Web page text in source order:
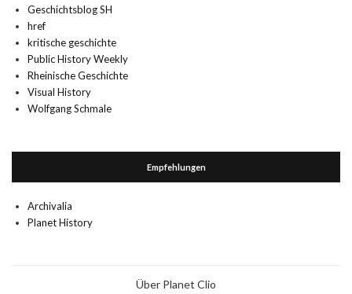
Geschichtsblog SH
href
kritische geschichte
Public History Weekly
Rheinische Geschichte
Visual History
Wolfgang Schmale
Empfehlungen
Archivalia
Planet History
Über Planet Clio